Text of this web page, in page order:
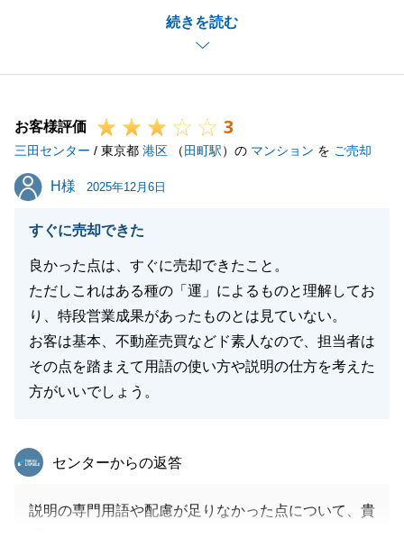
続きを読む
が昨日のことのように思い出されます。
そんな思い入れのある物件のご売却をお任せいただき
ありがとうございます。
どうぞよろしくお願い申し上げます。
お客様評価 3
三田センター / 東京都 港区 （ 田町駅）の マンション を ご売却
H様
H様 2025年12月6日
すぐに売却できた
良かった点は、すぐに売却できたこと。
ただしこれはある種の「運」によるものと理解してお
り、特段営業成果があったものとは見ていない。
お客は基本、不動産売買などド素人なので、担当者は
その点を踏まえて用語の使い方や説明の仕方を考えた
方がいいでしょう。
東急リバブル
センターからの返答
説明の専門用語や配慮が足りなかった点について、貴